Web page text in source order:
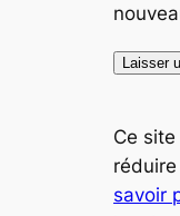
Ce
savoir